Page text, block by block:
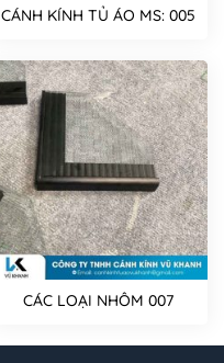
CÁNH KÍNH TỦ ÁO MS: 005
CÁC LOẠI NHÔM 007